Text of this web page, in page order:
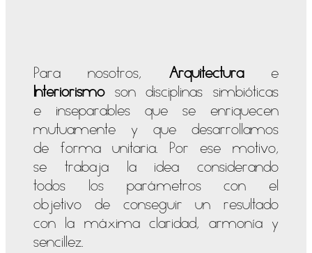
Para nosotros, Arquitecturae
Interiorismoson disciplinas simbióticas
e inseparables que se enriquecen
mutuamente y que desarrollamos
de forma unitaria. Por ese motivo,
se trabaja la idea considerando
todos los parámetros con el
objetivo de conseguir un resultado
con la máxima claridad, armonía y
sencillez.